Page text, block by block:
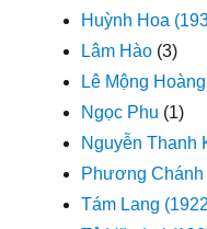
Huỳnh Hoa
Lâm Hào (3)
Lê Mộng
Ngọc Phu (1)
Nguyễn Thanh
Phương Chánh
Tám Lang